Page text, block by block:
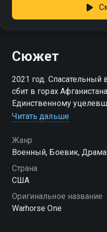
Сюжет
2021 год. Спасательный
сбит в горах
Единственному
Мирко, выпала нелегкая
Читать дальше
Жанр
Военный, Боевик, Драма
Страна
США
Оригинальное название
Warhorse One